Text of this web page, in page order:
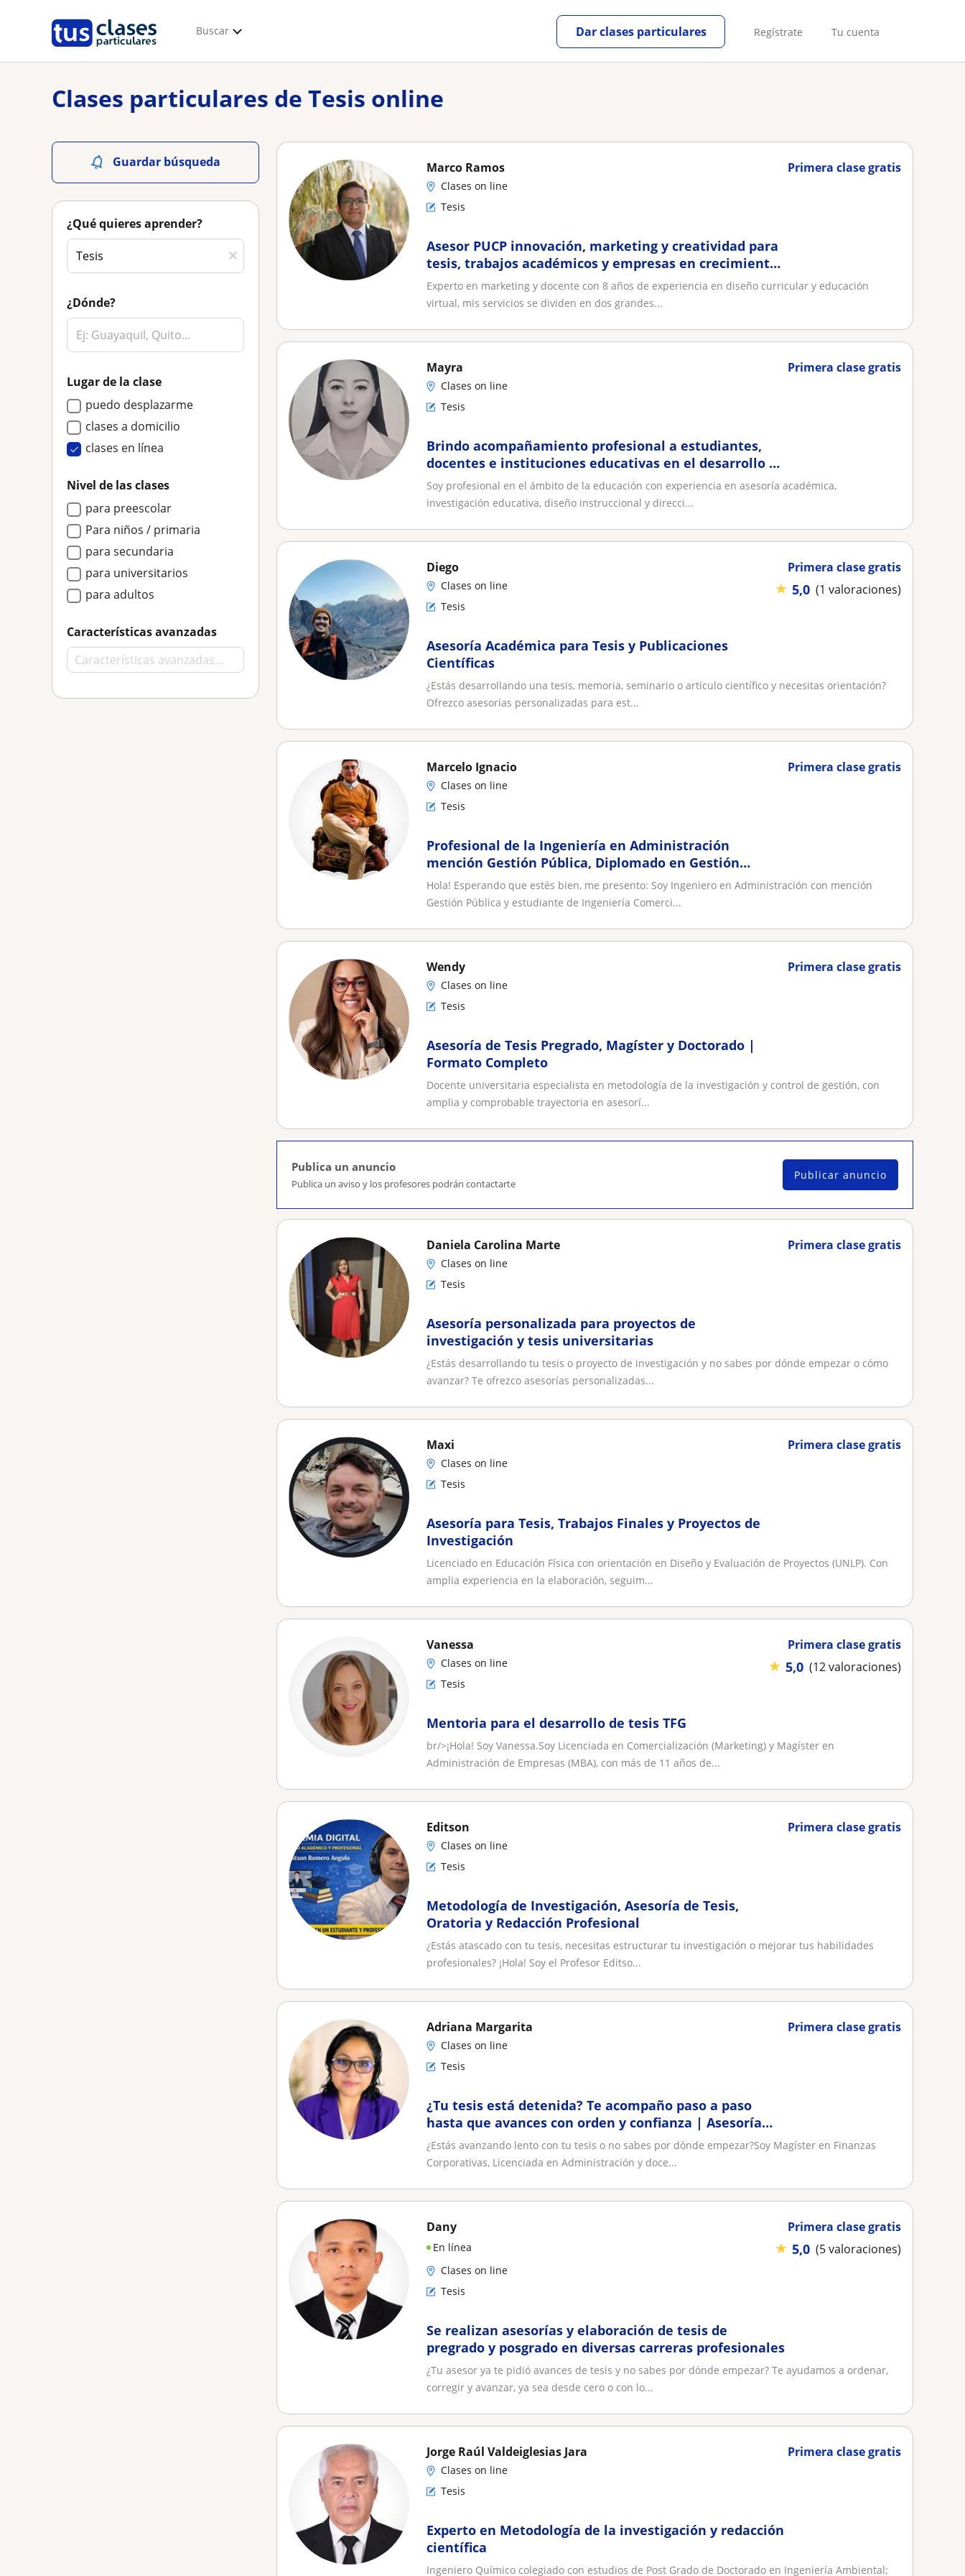
Buscar Regístrate Tu cuenta
Dar clases particulares
Clases particulares de Tesis online
Guardar búsqueda
¿Qué quieres aprender?
¿Dónde?
Lugar de la clase
puedo desplazarme
clases a domicilio
clases en línea
Nivel de las clases
para preescolar
Para niños / primaria
para secundaria
para universitarios
para adultos
Características avanzadas
Primera clase gratis
Marco Ramos
Clases on line
Tesis
Asesor PUCP innovación, marketing y creatividad para
tesis, trabajos académicos y empresas en crecimiento.
(idat, zegel, utp, ucv)
Experto en marketing y docente con 8 años de experiencia en diseño curricular y educación
virtual, mis servicios se dividen en dos grandes...
Primera clase gratis
Mayra
Clases on line
Tesis
Brindo acompañamiento profesional a estudiantes,
docentes e instituciones educativas en el desarrollo de
proyectos académicos
Soy profesional en el ámbito de la educación con experiencia en asesoría académica,
investigación educativa, diseño instruccional y direcci...
Primera clase gratis
★ 5,0 (1 valoraciones)
Diego
Clases on line
Tesis
Asesoría Académica para Tesis y Publicaciones
Científicas
¿Estás desarrollando una tesis, memoria, seminario o artículo científico y necesitas orientación?
Ofrezco asesorías personalizadas para est...
Primera clase gratis
Marcelo Ignacio
Clases on line
Tesis
Profesional de la Ingeniería en Administración
mención Gestión Pública, Diplomado en Gestión
Pública y estudiante de Ing comercial
Hola! Esperando que estés bien, me presento: Soy Ingeniero en Administración con mención
Gestión Pública y estudiante de Ingeniería Comerci...
Primera clase gratis
Wendy
Clases on line
Tesis
Asesoría de Tesis Pregrado, Magíster y Doctorado |
Formato Completo
Docente universitaria especialista en metodología de la investigación y control de gestión, con
amplia y comprobable trayectoria en asesorí...
Publica un anuncio
Publica un aviso y los profesores podrán contactarte
Publicar anuncio
Primera clase gratis
Daniela Carolina Marte
Clases on line
Tesis
Asesoría personalizada para proyectos de
investigación y tesis universitarias
¿Estás desarrollando tu tesis o proyecto de investigación y no sabes por dónde empezar o cómo
avanzar? Te ofrezco asesorías personalizadas...
Primera clase gratis
Maxi
Clases on line
Tesis
Asesoría para Tesis, Trabajos Finales y Proyectos de
Investigación
Licenciado en Educación Física con orientación en Diseño y Evaluación de Proyectos (UNLP). Con
amplia experiencia en la elaboración, seguim...
Primera clase gratis
★ 5,0 (12 valoraciones)
Vanessa
Clases on line
Tesis
Mentoria para el desarrollo de tesis TFG
br/>¡Hola! Soy Vanessa.Soy Licenciada en Comercialización (Marketing) y Magíster en
Administración de Empresas (MBA), con más de 11 años de...
Primera clase gratis
Editson
Clases on line
Tesis
Metodología de Investigación, Asesoría de Tesis,
Oratoria y Redacción Profesional
¿Estás atascado con tu tesis, necesitas estructurar tu investigación o mejorar tus habilidades
profesionales? ¡Hola! Soy el Profesor Editso...
Primera clase gratis
Adriana Margarita
Clases on line
Tesis
¿Tu tesis está detenida? Te acompaño paso a paso
hasta que avances con orden y confianza | Asesoría
Online
¿Estás avanzando lento con tu tesis o no sabes por dónde empezar?Soy Magíster en Finanzas
Corporativas, Licenciada en Administración y doce...
Primera clase gratis
★ 5,0 (5 valoraciones)
Dany
En línea
Clases on line
Tesis
Se realizan asesorías y elaboración de tesis de
pregrado y posgrado en diversas carreras profesionales
¿Tu asesor ya te pidió avances de tesis y no sabes por dónde empezar? Te ayudamos a ordenar,
corregir y avanzar, ya sea desde cero o con lo...
Primera clase gratis
Jorge Raúl Valdeiglesias Jara
Clases on line
Tesis
Experto en Metodología de la investigación y redacción
científica
Ingeniero Químico colegiado con estudios de Post Grado de Doctorado en Ingeniería Ambiental;